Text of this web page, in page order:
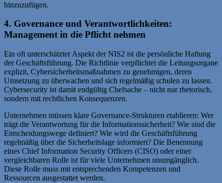
hinzuzufügen.
4. Governance und Verantwortlichkeiten:
Management in die Pflicht nehmen
Ein oft unterschätzter Aspekt der NIS2 ist die persönliche Haftung
der Geschäftsführung. Die Richtlinie verpflichtet die Leitungsorgane
explizit, Cybersicherheitsmaßnahmen zu genehmigen, deren
Umsetzung zu überwachen und sich regelmäßig schulen zu lassen.
Cybersecurity ist damit endgültig Chefsache – nicht nur rhetorisch,
sondern mit rechtlichen Konsequenzen.
Unternehmen müssen klare Governance-Strukturen etablieren: Wer
trägt die Verantwortung für die Informationssicherheit? Wie sind die
Entscheidungswege definiert? Wie wird die Geschäftsführung
regelmäßig über die Sicherheitslage informiert? Die Benennung
eines Chief Information Security Officers (CISO) oder einer
vergleichbaren Rolle ist für viele Unternehmen unumgänglich.
Diese Rolle muss mit entsprechenden Kompetenzen und
Ressourcen ausgestattet werden.